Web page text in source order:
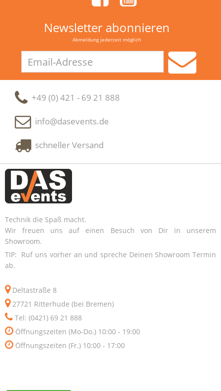
Newsletter abonnieren
Abmeldung jederzeit möglich
Adresse
+49 (0) 421 - 69 21 888
info@dasevents.de
schneller Versand
Technik die Spaß macht.
Wir freuen uns auf einen Besuch von Dir in unserem
Showroom.
TIP: Ruf uns vorher an und spreche Deinen Showroom Termin
ab.
Deltastraße 8
27721 Ritterhude (bei Bremen)
Tel: (0421) 69 21 888
Öffnungszeiten (Mo-Do.) 10:00 - 19:00
Öffnungszeiten (Fr.) 10:00 - 17:00